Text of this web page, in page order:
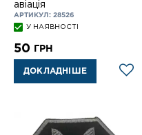
авіація
АРТИКУЛ: 28526
У НАЯВНОСТІ
50 ГРН
ДОКЛАДНІШЕ